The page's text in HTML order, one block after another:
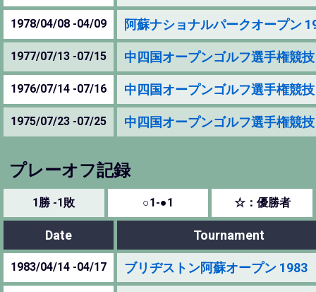
1978/04/08 -04/09 阿蘇ナショナルパークオープン
1977/07/13 -07/15 中四国オープンゴルフ選手権競
1976/07/14 -07/16 中四国オープンゴルフ選手権競
1975/07/23 -07/25 中四国オープンゴルフ選手権競
プレーオフ記録
1勝 -1敗 ○1-●1 ☆：優勝者
Date Tournament
1983/04/14 -04/17 ブリヂストン阿蘇オープン 1983